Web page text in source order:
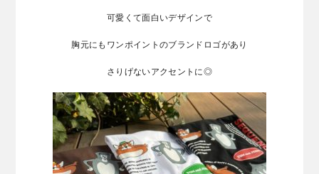
可愛くて面白いデザインで
胸元にもワンポイントのブランドロゴがあり
さりげないアクセントに◎